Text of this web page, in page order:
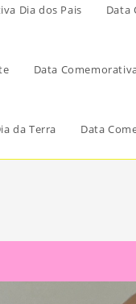
Dia dos Pais Data
Data
da Terra Data